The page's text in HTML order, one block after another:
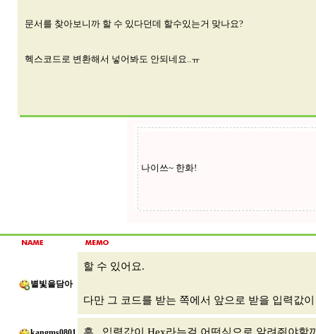
문서를 찾아보니까 할 수 있다던데 할수있는거 맞나요?
헥스코드로 변환해서 넣어봐도 안되네요..ㅠ
별빛을담아
할 수 있어요.
다만 그 코드를 받는 쪽에서 앞으로 받을 입력값